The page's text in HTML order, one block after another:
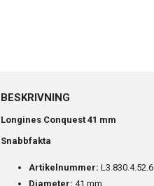
BESKRIVNING
Longines Conquest 41 mm
Snabbfakta
Artikelnummer: L3.830.4.52.6
Diameter: 41 mm